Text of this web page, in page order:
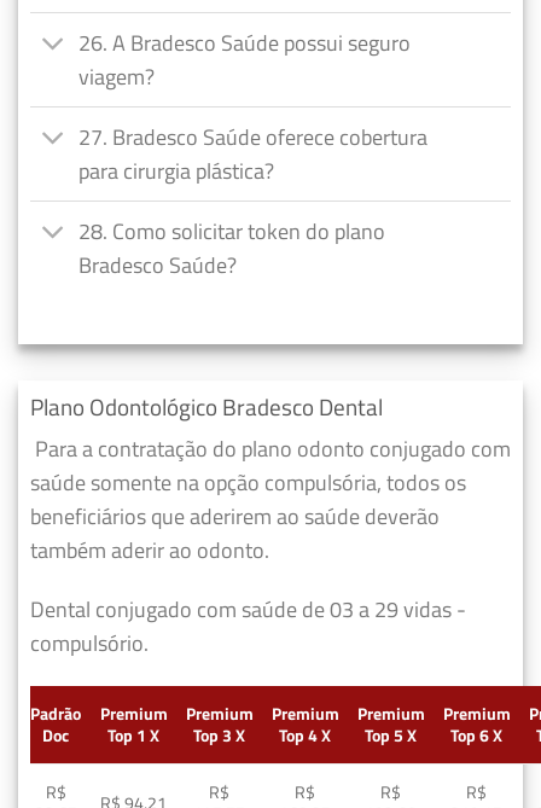
26. A Bradesco Saúde possui seguro
viagem?
27. Bradesco Saúde oferece cobertura
para cirurgia plástica?
28. Como solicitar token do plano
Bradesco Saúde?
Plano Odontológico Bradesco Dental
Para a contratação do plano odonto conjugado com
saúde somente na opção compulsória, todos os
beneficiários que aderirem ao saúde deverão
também aderir ao odonto.
Dental conjugado com saúde de 03 a 29 vidas -
compulsório.
Padrão
Doc
Premium
Top 1 X
Premium
Top 3 X
Premium
Top 4 X
Premium
Top 5 X
Premium
Top 6 X
R$
R$
R$
R$
R$